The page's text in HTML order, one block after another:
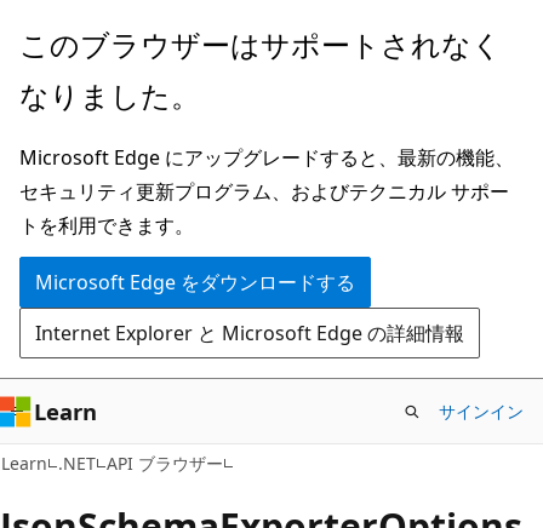
メ
ン
ン
テ
ン
ツ
に
ス
キ
ッ
プ
ペ
ジ
ナ
ビ
ゲ
ー
シ
ョ
ン
に
ス
キ
このブラウザーはサポートされなく
なりました。
Microsoft Edge にアップグレードすると、最新の機能、
セキュリティ更新プログラム、およびテクニカル サポー
トを利用できます。
Microsoft Edge をダウンロードする
Internet Explorer と Microsoft Edge の詳細情報
Learn サインイン
Learn .NET API ブラウザー